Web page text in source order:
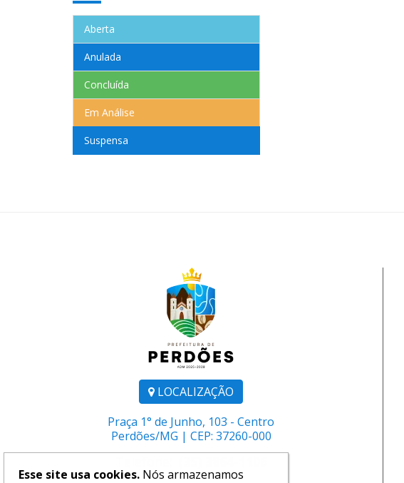
Aberta
Anulada
Concluída
Em Análise
Suspensa
LOCALIZAÇÃO
Praça 1° de Junho, 103 - Centro
Perdões/MG | CEP: 37260-000
Esse site usa cookies. Nós armazenamos